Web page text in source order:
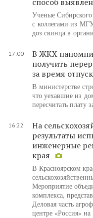
Ученые Сибирского
с коллегами из
доз свинца в
17:00
В ЖКХ
получить
за время
В министерстве
что уехавшие из
пересчитать плату
16:22
На
результаты
инженерные
края
В Красноярском
Мероприятие
комплекса,
Деловая часть
центре «Россия»